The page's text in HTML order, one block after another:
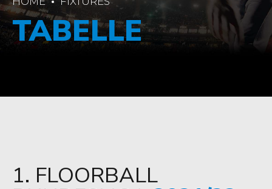
TABELLE
1. FLOORBALL